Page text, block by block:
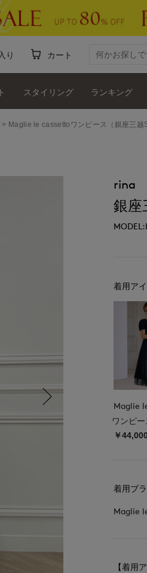
り カート
スタイリング ランキング
Maglie le cassettoワンピース（銀座三越
rina
銀座
着用ア
Maglie
ワンピー
￥
着用ブ
Maglie
【着用